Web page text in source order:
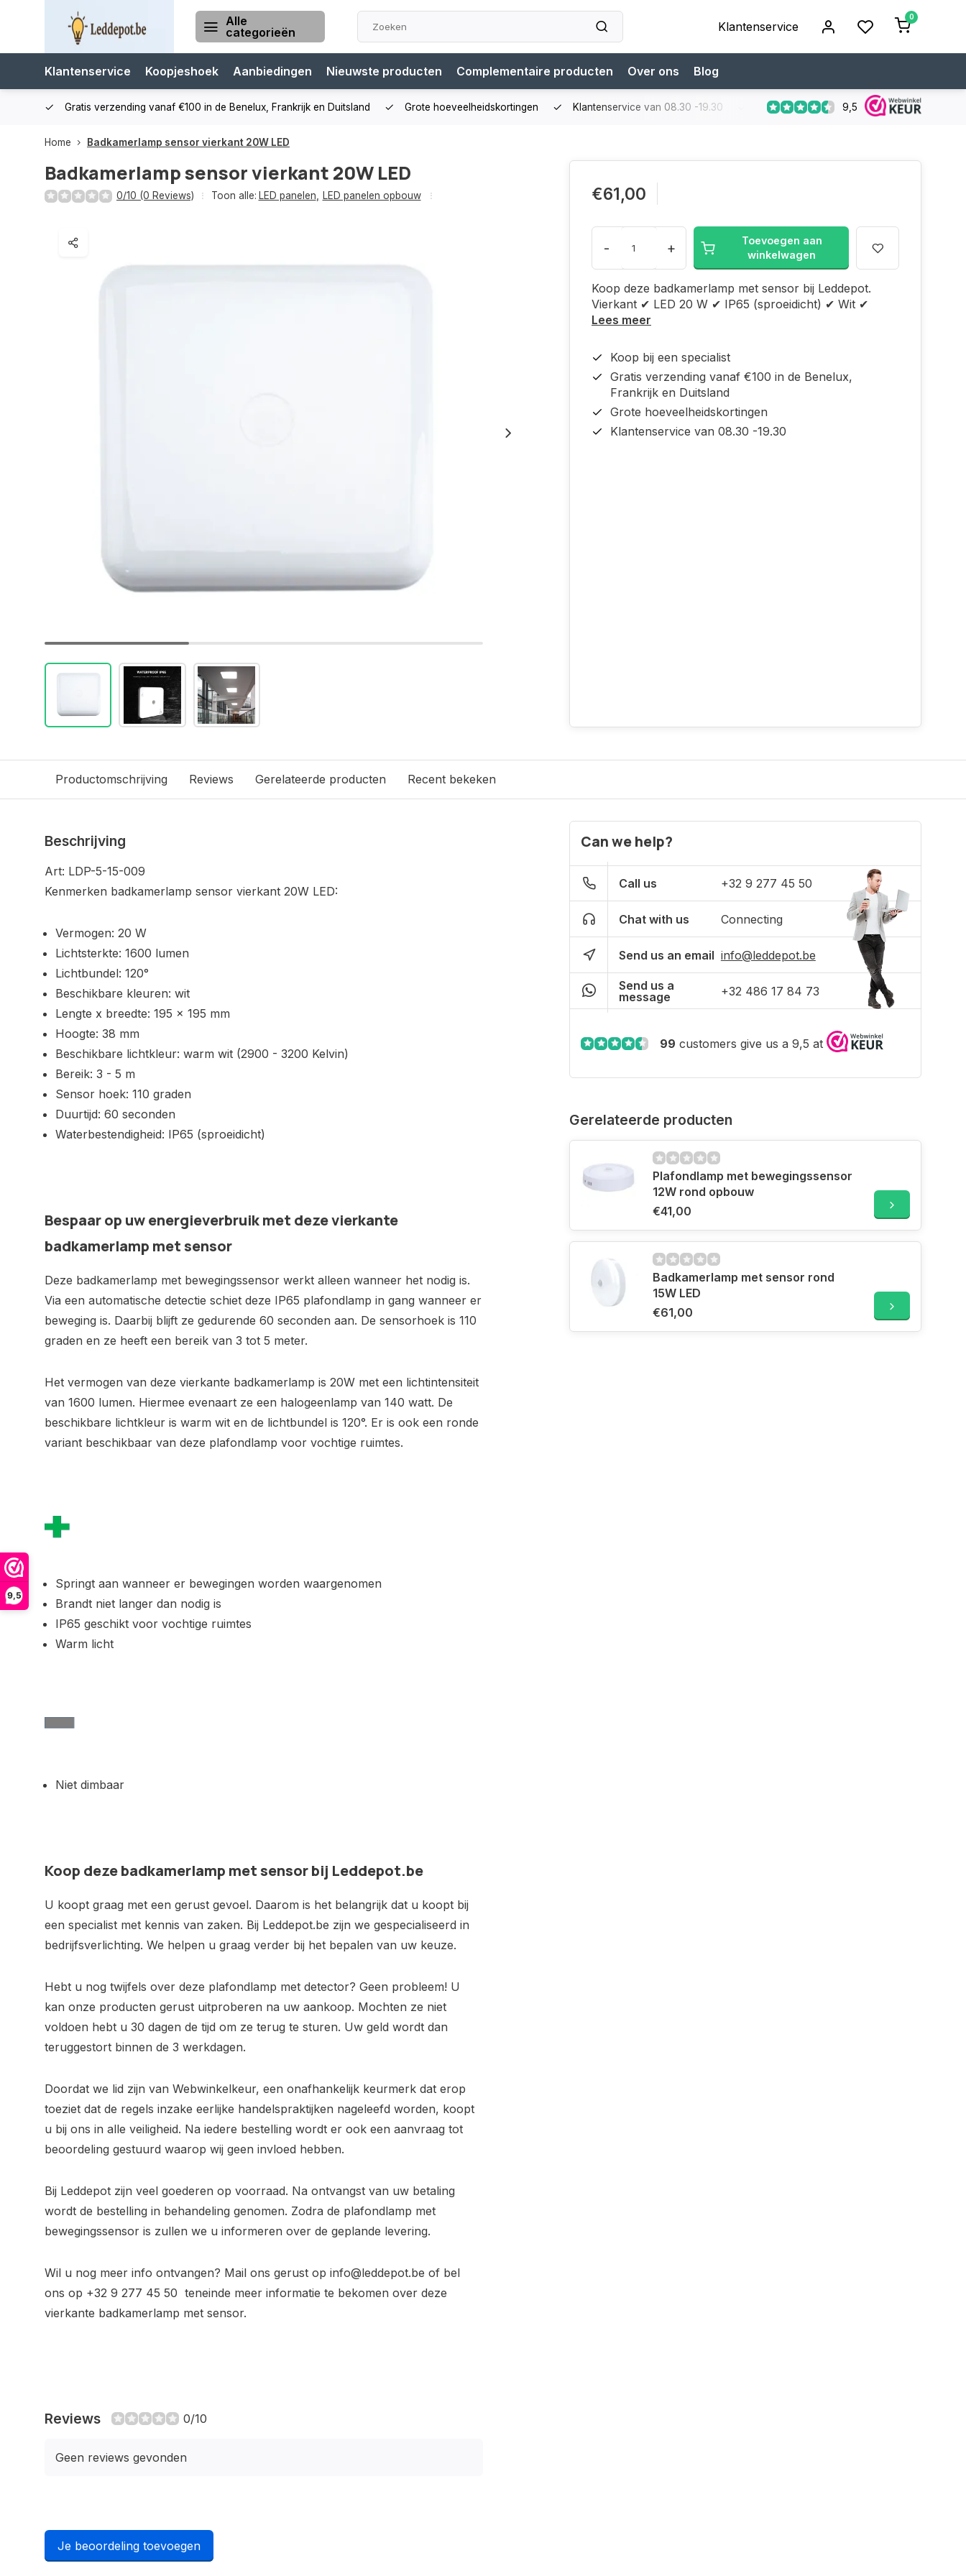
9,5
Alle
categorieën
Klantenservice
0
Klantenservice Koopjeshoek Aanbiedingen Nieuwste producten Complementaire producten Over ons Blog
Gratis verzending vanaf €100 in de Benelux, Frankrijk en Duitsland Grote hoeveelheidskortingen Klantenservice van 08.30 -19.30 Koop bij een specialist Gratis
9,5
Home Badkamerlamp sensor vierkant 20W LED
Badkamerlamp sensor vierkant 20W LED
0/10 (0 Reviews) Toon alle: LED panelen LED panelen opbouw €61,00
- +
Toevoegen aan
winkelwagen
Koop deze badkamerlamp met sensor bij Leddepot.
Vierkant ✔ LED 20 W ✔ IP65 (sproeidicht) ✔ Wit ✔
Lees meer
Koop bij een specialist
Gratis verzending vanaf €100 in de Benelux,
Frankrijk en Duitsland
Grote hoeveelheidskortingen
Klantenservice van 08.30 -19.30
Productomschrijving Reviews Gerelateerde producten Recent bekeken
Beschrijving
Art: LDP-5-15-009
Kenmerken badkamerlamp sensor vierkant 20W LED:
Vermogen: 20 W
Lichtsterkte: 1600 lumen
Lichtbundel: 120°
Beschikbare kleuren: wit
Lengte x breedte: 195 x 195 mm
Hoogte: 38 mm
Beschikbare lichtkleur: warm wit (2900 - 3200 Kelvin)
Bereik: 3 - 5 m
Sensor hoek: 110 graden
Duurtijd: 60 seconden
Waterbestendigheid: IP65 (sproeidicht)
Bespaar op uw energieverbruik met deze vierkante
badkamerlamp met sensor
Deze badkamerlamp met bewegingssensor werkt alleen wanneer het nodig is.
Via een automatische detectie schiet deze IP65 plafondlamp in gang wanneer er
beweging is. Daarbij blijft ze gedurende 60 seconden aan. De sensorhoek is 110
graden en ze heeft een bereik van 3 tot 5 meter.
Het vermogen van deze vierkante badkamerlamp is 20W met een lichtintensiteit
van 1600 lumen. Hiermee evenaart ze een halogeenlamp van 140 watt. De
beschikbare lichtkleur is warm wit en de lichtbundel is 120°. Er is ook een ronde
variant beschikbaar van deze plafondlamp voor vochtige ruimtes.
Springt aan wanneer er bewegingen worden waargenomen
Brandt niet langer dan nodig is
IP65 geschikt voor vochtige ruimtes
Warm licht
Niet dimbaar
Koop deze badkamerlamp met sensor bij Leddepot.be
U koopt graag met een gerust gevoel. Daarom is het belangrijk dat u koopt bij
een specialist met kennis van zaken. Bij Leddepot.be zijn we gespecialiseerd in
bedrijfsverlichting. We helpen u graag verder bij het bepalen van uw keuze.
Hebt u nog twijfels over deze plafondlamp met detector? Geen probleem! U
kan onze producten gerust uitproberen na uw aankoop. Mochten ze niet
voldoen hebt u 30 dagen de tijd om ze terug te sturen. Uw geld wordt dan
teruggestort binnen de 3 werkdagen.
Doordat we lid zijn van Webwinkelkeur, een onafhankelijk keurmerk dat erop
toeziet dat de regels inzake eerlijke handelspraktijken nageleefd worden, koopt
u bij ons in alle veiligheid. Na iedere bestelling wordt er ook een aanvraag tot
beoordeling gestuurd waarop wij geen invloed hebben.
Bij Leddepot zijn veel goederen op voorraad. Na ontvangst van uw betaling
wordt de bestelling in behandeling genomen. Zodra de plafondlamp met
bewegingssensor is zullen we u informeren over de geplande levering.
Wil u nog meer info ontvangen? Mail ons gerust op info@leddepot.be of bel
ons op +32 9 277 45 50 teneinde meer informatie te bekomen over deze
vierkante badkamerlamp met sensor.
Reviews 0/10
Geen reviews gevonden
Je beoordeling toevoegen
Can we help?
Call us +32 9 277 45 50
Chat with us Connecting
Send us an email info@leddepot.be
Send us a
message
+32 486 17 84 73
99 customers give us a 9,5 at
Gerelateerde producten
Plafondlamp met bewegingssensor
12W rond opbouw
€41,00
Badkamerlamp met sensor rond
15W LED
€61,00